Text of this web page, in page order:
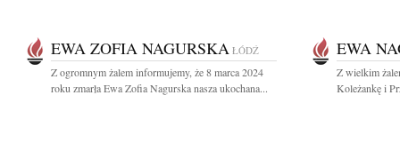
EWA ZOFIA NAGURSKA ŁÓDŹ
Z ogromnym żalem informujemy, że 8 marca 2024
roku zmarła Ewa Zofia Nagurska nasza ukochana...
EWA
Z wielkim
Koleżankę i